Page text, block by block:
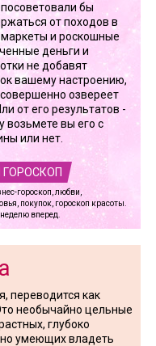
бы
от походов в
и роскошные
деньги и
не добавят
вашему настроению,
озвереет
от его результатов -
возьмете вы его с
или нет.
ГОРОСКОП
гороскоп, любви,
покупок, гороскоп красоты.
вперед.
переводится как
необычайно цельные
глубоко
умеющих владеть